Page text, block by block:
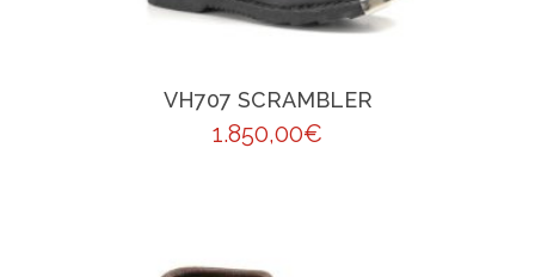
VH707 SCRAMBLER
1.850,00€